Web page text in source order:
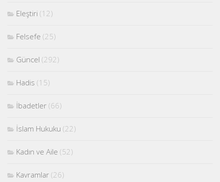
Eleştiri (12)
Felsefe (25)
Güncel (292)
Hadis (15)
İbadetler (66)
İslam Hukuku (22)
Kadın ve Aile (52)
Kavramlar (26)